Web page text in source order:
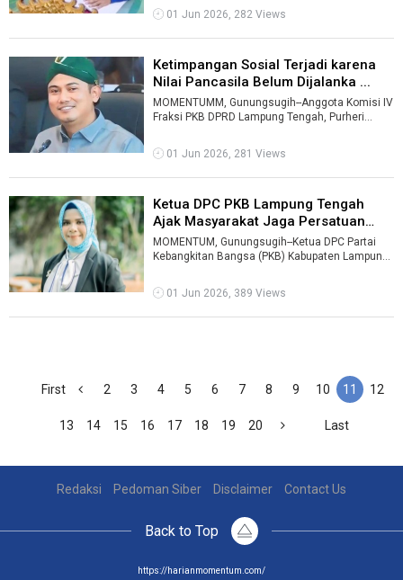
Pancasi ...
01 Jun 2026, 282 Views
Ketimpangan Sosial Terjadi karena
Nilai Pancasila Belum Dijalanka ...
MOMENTUMM, Gunungsugih--Anggota Komisi IV
Fraksi PKB DPRD Lampung Tengah, Purheri
01 Jun 2026, 281 Views
Ketua DPC PKB Lampung Tengah
Ajak Masyarakat Jaga Persatuan
dalam ...
MOMENTUM, Gunungsugih--Ketua DPC Partai
Kebangkitan Bangsa (PKB) Kabupaten Lampung
...
01 Jun 2026, 389 Views
First 2 3 4 5 6 7 8 9 10 11 12
13 14 15 16 17 18 19 20 Last
Redaksi Pedoman Siber Disclaimer Contact Us
Back to Top
https://harianmomentum.com/